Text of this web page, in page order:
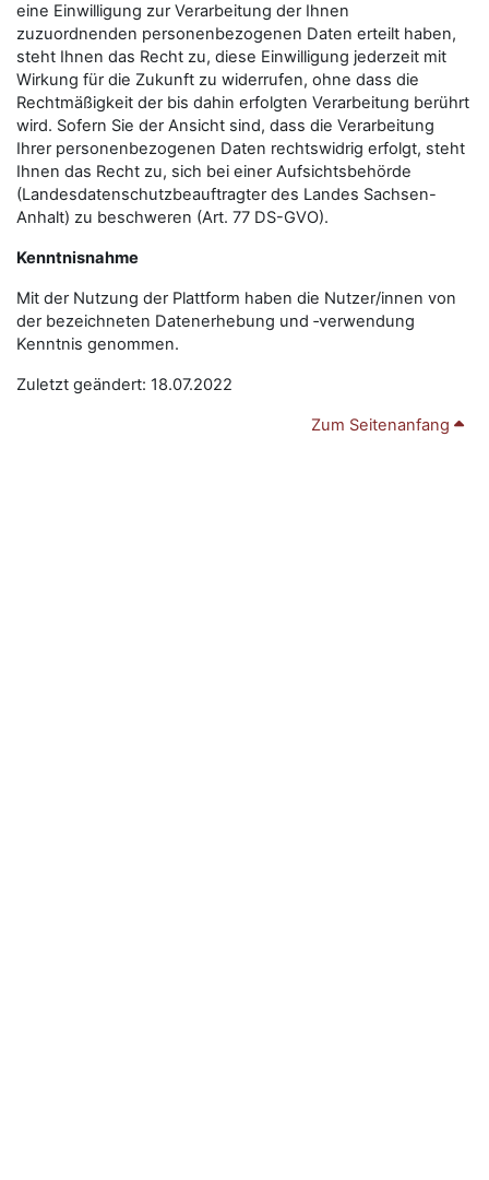
eine Einwilligung zur Verarbeitung der Ihnen
zuzuordnenden personenbezogenen Daten erteilt haben,
steht Ihnen das Recht zu, diese Einwilligung jederzeit mit
Wirkung für die Zukunft zu widerrufen, ohne dass die
Rechtmäßigkeit der bis dahin erfolgten Verarbeitung berührt
wird. Sofern Sie der Ansicht sind, dass die Verarbeitung
Ihrer personenbezogenen Daten rechtswidrig erfolgt, steht
Ihnen das Recht zu, sich bei einer Aufsichtsbehörde
(Landesdatenschutzbeauftragter des Landes Sachsen-
Anhalt) zu beschweren (Art. 77 DS-GVO).
Kenntnisnahme
Mit der Nutzung der Plattform haben die Nutzer/innen von
der bezeichneten Datenerhebung und ‑verwendung
Kenntnis genommen.
Zuletzt geändert: 18.07.2022
Zum Seitenanfang